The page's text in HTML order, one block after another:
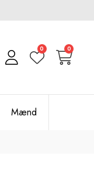
0 0
Mænd